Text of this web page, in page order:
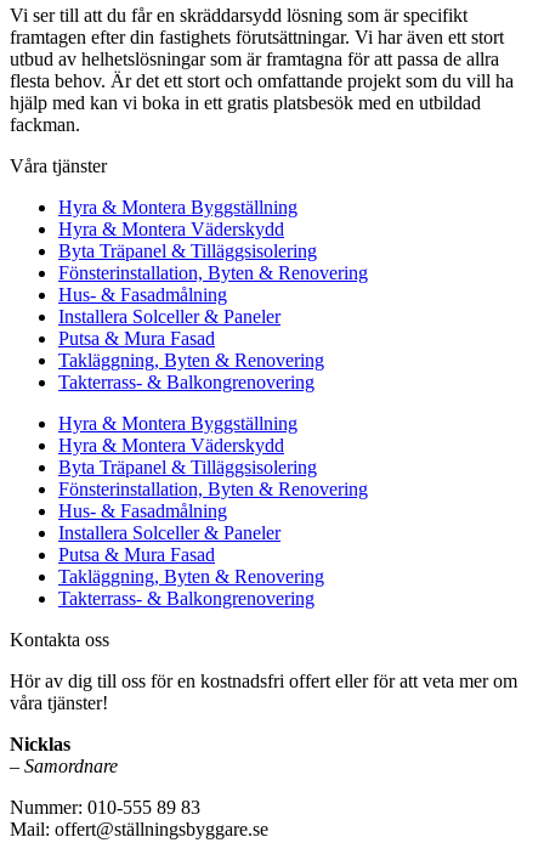
Vi ser till att du får en skräddarsydd lösning som är specifikt
framtagen efter din fastighets förutsättningar. Vi har även ett stort
utbud av helhetslösningar som är framtagna för att passa de allra
flesta behov. Är det ett stort och omfattande projekt som du vill ha
hjälp med kan vi boka in ett gratis platsbesök med en utbildad
fackman.
Våra tjänster
Hyra & Montera Byggställning
Hyra & Montera Väderskydd
Byta Träpanel & Tilläggsisolering
Fönsterinstallation, Byten & Renovering
Hus- & Fasadmålning
Installera Solceller & Paneler
Putsa & Mura Fasad
Takläggning, Byten & Renovering
Takterrass- & Balkongrenovering
Hyra & Montera Byggställning
Hyra & Montera Väderskydd
Byta Träpanel & Tilläggsisolering
Fönsterinstallation, Byten & Renovering
Hus- & Fasadmålning
Installera Solceller & Paneler
Putsa & Mura Fasad
Takläggning, Byten & Renovering
Takterrass- & Balkongrenovering
Kontakta oss
Hör av dig till oss för en kostnadsfri offert eller för att veta mer om
våra tjänster!
Nicklas
– Samordnare
Nummer: 010-555 89 83
Mail: offert@ställningsbyggare.se